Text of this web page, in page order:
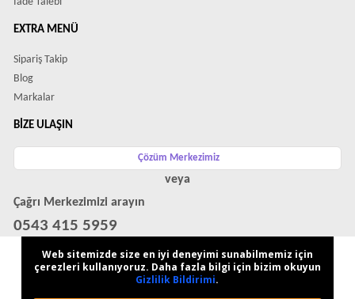
EXTRA MENÜ
Sipariş Takip
Blog
Markalar
BIZE ULAŞIN
Çözüm Merkezimiz
veya
Çağrı Merkezimizi arayın
0543 415 5959
WhatsApp Destek Hattı
Web sitemizde size en iyi deneyimi sunabilmemiz için
çerezleri kullanıyoruz. Daha fazla bilgi için bizim okuyun
Gizlilik Bildirimi.